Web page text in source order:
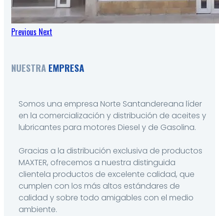
Previous Next
NUESTRA EMPRESA
Somos una empresa Norte Santandereana líder
en la comercialización y distribución de aceites y
lubricantes para motores Diesel y de Gasolina.
Gracias a la distribución exclusiva de productos
MAXTER, ofrecemos a nuestra distinguida
clientela productos de excelente calidad, que
cumplen con los más altos estándares de
calidad y sobre todo amigables con el medio
ambiente.